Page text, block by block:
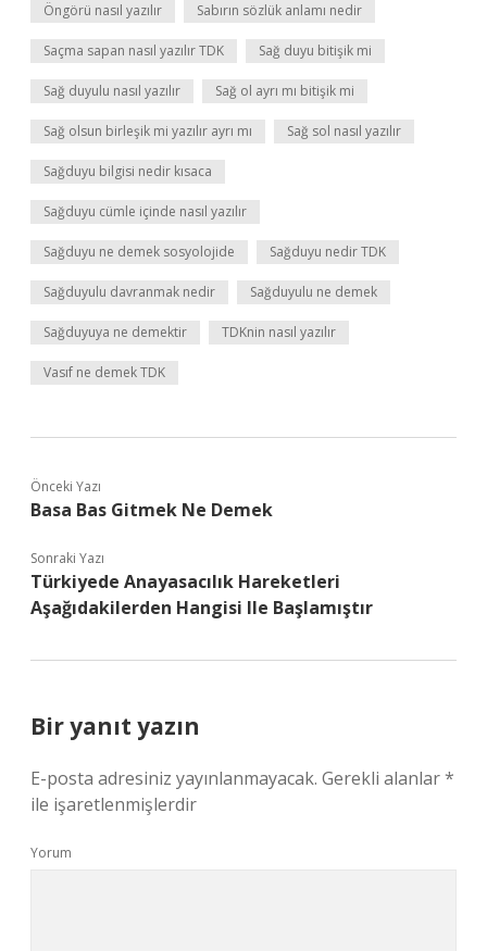
Öngörü nasıl yazılır Sabırın sözlük anlamı nedir
Saçma sapan nasıl yazılır TDK Sağ duyu bitişik mi
Sağ duyulu nasıl yazılır Sağ ol ayrı mı bitişik mi
Sağ olsun birleşik mi yazılır ayrı mı Sağ sol nasıl yazılır
Sağduyu bilgisi nedir kısaca
Sağduyu cümle içinde nasıl yazılır
Sağduyu ne demek sosyolojide Sağduyu nedir TDK
Sağduyulu davranmak nedir Sağduyulu ne demek
Sağduyuya ne demektir TDKnin nasıl yazılır
Vasıf ne demek TDK
Önceki Yazı
Basa Bas Gitmek Ne Demek
Sonraki Yazı
Türkiyede Anayasacılık Hareketleri
Aşağıdakilerden Hangisi Ile Başlamıştır
Bir yanıt yazın
E-posta adresiniz yayınlanmayacak. Gerekli alanlar*
ile işaretlenmişlerdir
Yorum